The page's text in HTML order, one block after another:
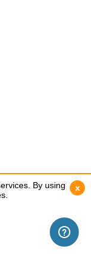
By using
x
By using
x